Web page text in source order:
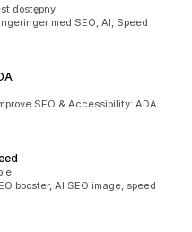
dostępny
med SEO, AI, Speed
SEO & Accessibility: ADA
booster, AI SEO image, speed